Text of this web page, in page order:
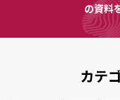
の資料
カテ